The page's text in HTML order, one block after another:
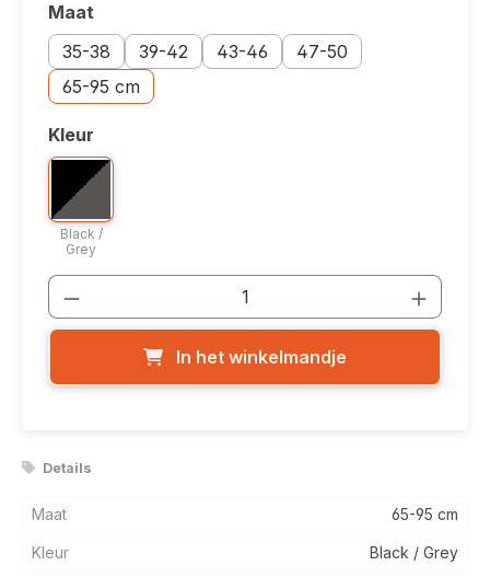
Selecteer
Maat
35-38
Accessoires: 35-38
39-42
Accessoires: 39-42
43-46
Accessoires: 43-46
47-50
Accessoires: 47-50
65-95 cm
Accessoires: 65-95 cm
Selecteer
Kleur
Bicolor optie: Black / Grey
Black /
Grey
Producthoeveelheid: Voer de
In het winkelmandje
Details
Maat 65-95 cm
Kleur Black / Grey